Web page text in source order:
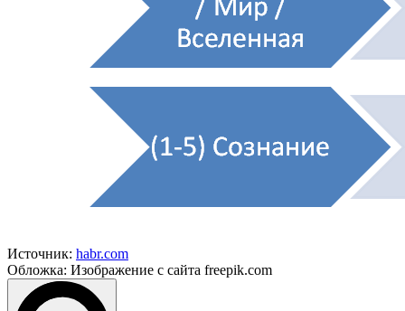
Источник: habr.com
Обложка: Изображение с сайта freepik.com